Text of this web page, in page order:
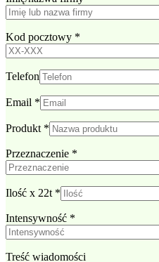
Kod pocztowy *
Telefon
Email *
Produkt *
Przeznaczenie *
Ilość x 22t *
Intensywność *
Treść wiadomości